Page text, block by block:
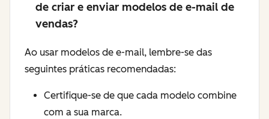
de criar e enviar modelos de e-mail de
vendas?
Ao usar modelos de e-mail, lembre-se das
seguintes práticas recomendadas:
Certifique-se de que cada modelo combine
com a sua marca.